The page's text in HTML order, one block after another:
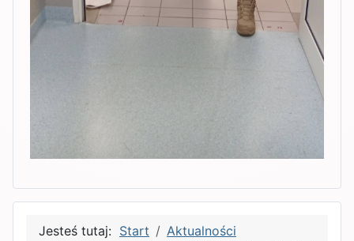
Jesteś tutaj: Start
Aktualności